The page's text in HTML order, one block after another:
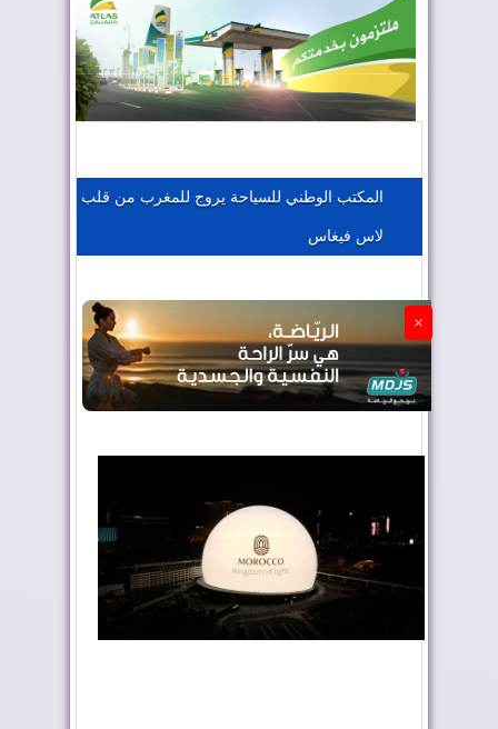
المغرب يعزز موقعه في صناعة الطيران
الجزائر تستسلم لفرنسا
المكتب الوطني للسياحة يروج للمغرب من قلب
لاس فيغاس
×